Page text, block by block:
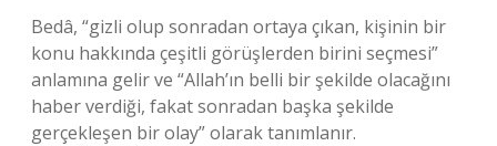
Bedâ, “gizli olup sonradan ortaya çıkan, kişinin bir
konu hakkında çeşitli görüşlerden birini seçmesi”
anlamına gelir ve “Allah’ın belli bir şekilde olacağını
haber verdiği, fakat sonradan başka şekilde
gerçekleşen bir olay” olarak tanımlanır.